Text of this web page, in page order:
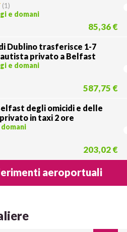
(1)
e domani
85,36 €
Dublino trasferisce 1-7
autista privato a Belfast
e domani
587,75 €
degli omicidi e delle
in taxi 2 ore
203,02 €
aeroportuali